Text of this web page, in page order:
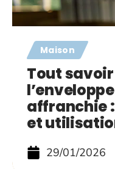
Maison
Tout
affranchie
et
29/01/2026